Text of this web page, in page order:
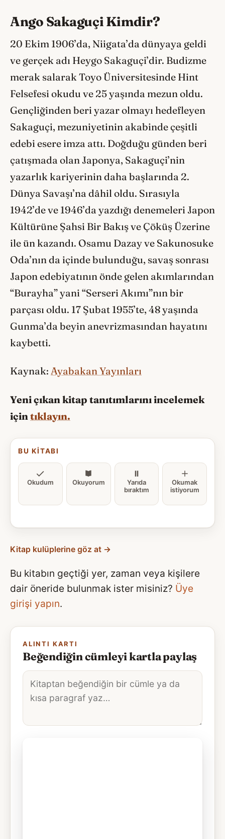
Ango Sakaguçi Kimdir?
20 Ekim 1906’da, Niigata’da dünyaya geldi
ve gerçek adı Heygo Sakaguçi’dir. Budizme
merak salarak Toyo Üniversitesinde Hint
Felsefesi okudu ve 25 yaşında mezun oldu.
Gençliğinden beri yazar olmayı hedefleyen
Sakaguçi, mezuniyetinin akabinde çeşitli
edebi esere imza attı. Doğduğu günden beri
çatışmada olan Japonya, Sakaguçi’nin
yazarlık kariyerinin daha başlarında 2.
Dünya Savaşı’na dâhil oldu. Sırasıyla
1942’de ve 1946’da yazdığı denemeleri Japon
Kültürüne Şahsi Bir Bakış ve Çöküş Üzerine
ile ün kazandı. Osamu Dazay ve Sakunosuke
Oda’nın da içinde bulunduğu, savaş sonrası
Japon edebiyatının önde gelen akımlarından
“Burayha” yani “Serseri Akımı”nın bir
parçası oldu. 17 Şubat 1955’te, 48 yaşında
Gunma’da beyin anevrizmasından hayatını
kaybetti.
Kaynak: Ayabakan Yayınları
Yeni çıkan kitap tanıtımlarını incelemek
için tıklayın.
BU KITABI
Okudum Okuyorum
Yarıda
bıraktım
Okumak
istiyorum
Kitap kulüplerine göz at →
Bu kitabın geçtiği yer, zaman veya kişilere
dair öneride bulunmak ister misiniz? Üye
girişi yapın.
ALINTI KARTI
Beğendiğin cümleyi kartla paylaş
Alıntı
metni